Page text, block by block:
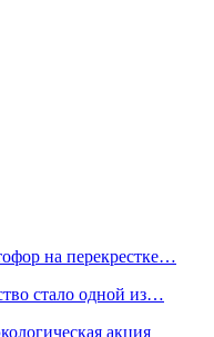
на перекрестке…
стало одной из…
акция